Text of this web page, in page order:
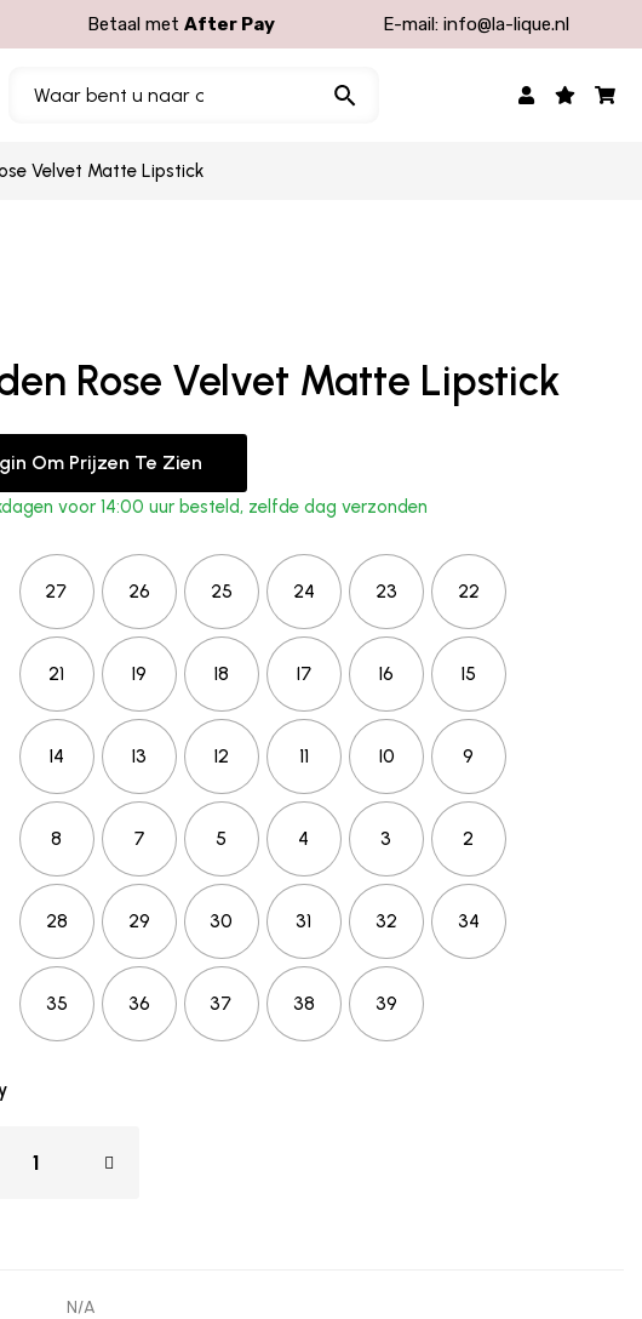
Betaal metAfter Pay E-mail:info@la-lique.nl
Velvet Matte Lipstick
Rose Velvet Matte Lipstick
Om Prijzen Te Zien
voor 14:00 uur besteld, zelfde dag verzonden
27 26 25 24 23 22
21 19 18 17 16 15
14 13 12 11 10 9
8 7 5 4 3 2
28 29 30 31 32 34
35 36 37 38 39
N/A